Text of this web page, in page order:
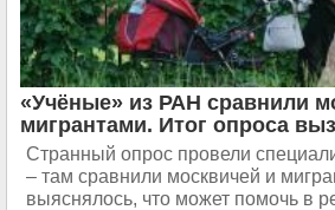
«Учёные» из РАН сравнили
мигрантами. Итог опроса
Странный опрос провели
– там сравнили москвичей и
выяснялось, что может помочь в